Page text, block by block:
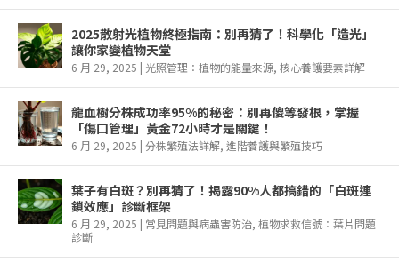
2025散射光植物終極指南：別再猜了！科學化「造光」
讓你家變植物天堂
6 月 29, 2025 | 光照管理：植物的能量來源, 核心養護要素詳解
龍血樹分株成功率95%的秘密：別再傻等發根，掌握
「傷口管理」黃金72小時才是關鍵！
6 月 29, 2025 | 分株繁殖法詳解, 進階養護與繁殖技巧
葉子有白斑？別再猜了！揭露90%人都搞錯的「白斑連
鎖效應」診斷框架
6 月 29, 2025 | 常見問題與病蟲害防治, 植物求救信號：葉片問題
診斷